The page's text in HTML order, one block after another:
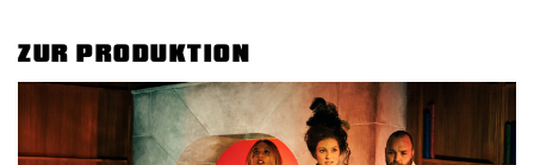
ZUR PRODUKTION